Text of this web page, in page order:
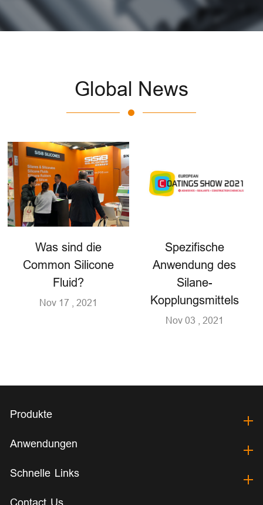
Global News
Was sind die
Common Silicone
Fluid?
Nov 17 , 2021
Spezifische
Anwendung des
Silane-
Kopplungsmittels
Nov 03 , 2021
Produkte
Anwendungen
Schnelle Links
Contact Us